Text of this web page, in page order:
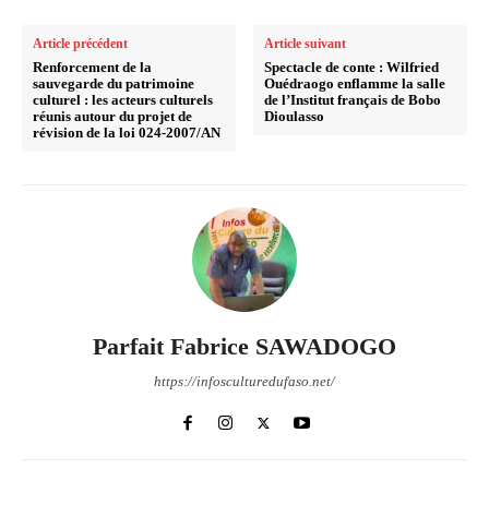
Article précédent
Renforcement de la
sauvegarde du patrimoine
culturel : les acteurs culturels
réunis autour du projet de
révision de la loi 024-2007/AN
Article suivant
Spectacle de conte : Wilfried
Ouédraogo enflamme la salle
de l’Institut français de Bobo
Dioulasso
Parfait Fabrice SAWADOGO
https://infosculturedufaso.net/